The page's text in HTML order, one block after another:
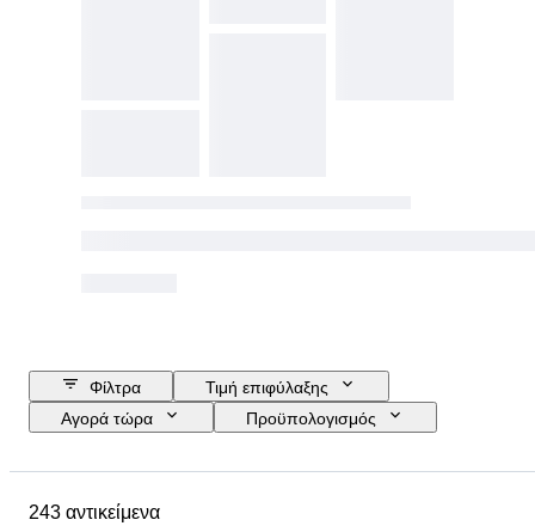
Φίλτρα
Τιμή επιφύλαξης
Αγορά τώρα
Προϋπολογισμός
Μάρκα
243 αντικείμενα